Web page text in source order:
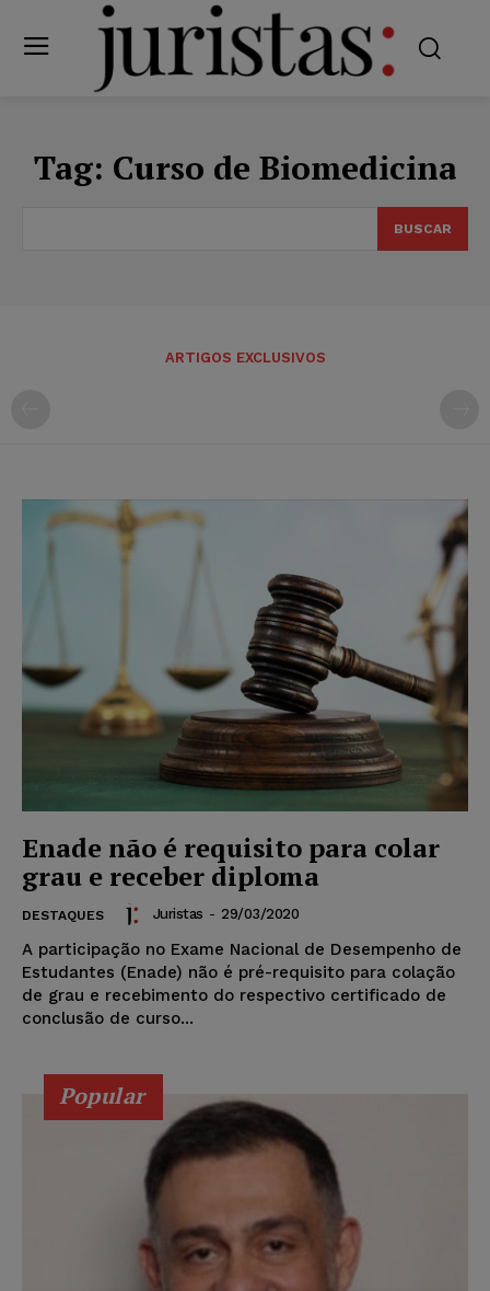
Tag: Curso de Biomedicina
BUSCAR
ARTIGOS EXCLUSIVOS
Enade não é requisito para colar
grau e receber diploma
DESTAQUES Juristas - 29/03/2020
A participação no Exame Nacional de Desempenho de
Estudantes (Enade) não é pré-requisito para colação
de grau e recebimento do respectivo certificado de
conclusão de curso...
Popular